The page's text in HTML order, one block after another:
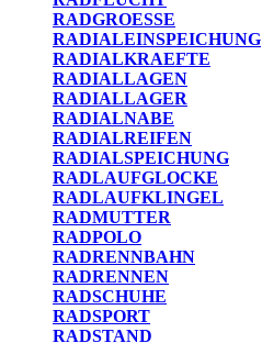
RADGROESSE
RADIALEINSPEICHUNG
RADIALKRAEFTE
RADIALLAGEN
RADIALLAGER
RADIALNABE
RADIALREIFEN
RADIALSPEICHUNG
RADLAUFGLOCKE
RADLAUFKLINGEL
RADMUTTER
RADPOLO
RADRENNBAHN
RADRENNEN
RADSCHUHE
RADSPORT
RADSTAND